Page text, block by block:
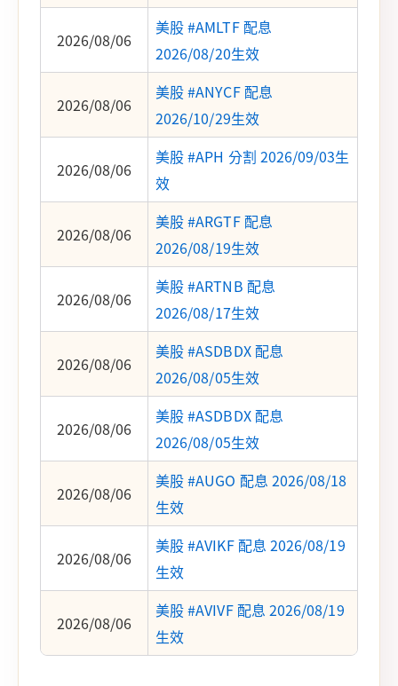
2026/08/06
美股 #AMLTF 配息
2026/08/20生效
2026/08/06
美股 #ANYCF 配息
2026/10/29生效
2026/08/06
美股 #APH 分割 2026/09/03生
效
2026/08/06
美股 #ARGTF 配息
2026/08/19生效
2026/08/06
美股 #ARTNB 配息
2026/08/17生效
2026/08/06
美股 #ASDBDX 配息
2026/08/05生效
2026/08/06
美股 #ASDBDX 配息
2026/08/05生效
2026/08/06
美股 #AUGO 配息 2026/08/18
生效
2026/08/06
美股 #AVIKF 配息 2026/08/19
生效
2026/08/06
美股 #AVIVF 配息 2026/08/19
生效